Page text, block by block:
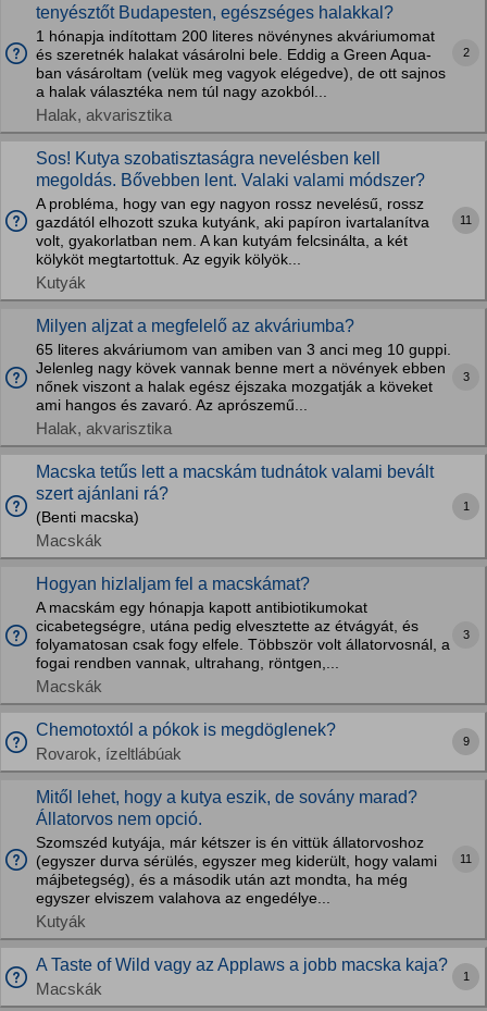
tenyésztőt Budapesten, egészséges halakkal?
1 hónapja indítottam 200 literes növénynes akváriumomat
és szeretnék halakat vásárolni bele. Eddig a Green Aqua-
ban vásároltam (velük meg vagyok elégedve), de ott sajnos
a halak választéka nem túl nagy azokból...
Halak, akvarisztika
2
Sos! Kutya szobatisztaságra nevelésben kell
megoldás. Bővebben lent. Valaki valami módszer?
A probléma, hogy van egy nagyon rossz nevelésű, rossz
gazdától elhozott szuka kutyánk, aki papíron ivartalanítva
volt, gyakorlatban nem. A kan kutyám felcsinálta, a két
kölyköt megtartottuk. Az egyik kölyök...
Kutyák
11
Milyen aljzat a megfelelő az akváriumba?
65 literes akváriumom van amiben van 3 anci meg 10 guppi.
Jelenleg nagy kövek vannak benne mert a növények ebben
nőnek viszont a halak egész éjszaka mozgatják a köveket
ami hangos és zavaró. Az aprószemű...
Halak, akvarisztika
3
Macska tetűs lett a macskám tudnátok valami bevált
szert ajánlani rá?
(Benti macska)
Macskák
1
Hogyan hizlaljam fel a macskámat?
A macskám egy hónapja kapott antibiotikumokat
cicabetegségre, utána pedig elvesztette az étvágyát, és
folyamatosan csak fogy elfele. Többször volt állatorvosnál, a
fogai rendben vannak, ultrahang, röntgen,...
Macskák
3
Chemotoxtól a pókok is megdöglenek?
Rovarok, ízeltlábúak
9
Mitől lehet, hogy a kutya eszik, de sovány marad?
Állatorvos nem opció.
Szomszéd kutyája, már kétszer is én vittük állatorvoshoz
(egyszer durva sérülés, egyszer meg kiderült, hogy valami
májbetegség), és a második után azt mondta, ha még
egyszer elviszem valahova az engedélye...
Kutyák
11
A Taste of Wild vagy az Applaws a jobb macska kaja?
Macskák
1